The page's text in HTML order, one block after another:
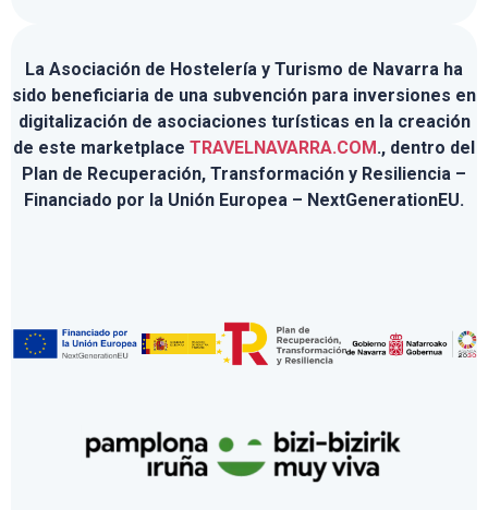
La Asociación de Hostelería y Turismo de Navarra ha
sido beneficiaria de una subvención para inversiones en
digitalización de asociaciones turísticas en la creación
de este marketplace TRAVELNAVARRA.COM., dentro del
Plan de Recuperación, Transformación y Resiliencia –
Financiado por la Unión Europea – NextGenerationEU.